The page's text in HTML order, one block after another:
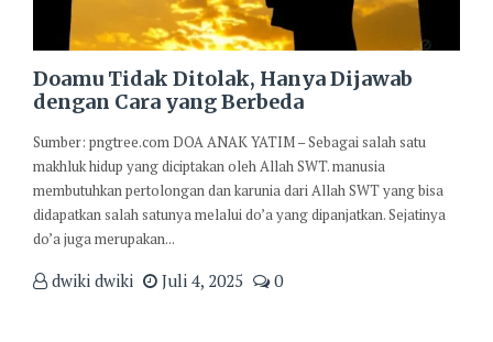
Doamu Tidak Ditolak, Hanya Dijawab
dengan Cara yang Berbeda
Sumber: pngtree.com DOA ANAK YATIM – Sebagai salah satu
makhluk hidup yang diciptakan oleh Allah SWT. manusia
membutuhkan pertolongan dan karunia dari Allah SWT yang bisa
didapatkan salah satunya melalui do’a yang dipanjatkan. Sejatinya
do’a juga merupakan...
dwiki dwiki Juli 4, 2025 0